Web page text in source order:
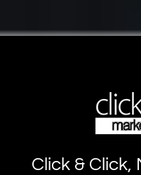
Click & Click,